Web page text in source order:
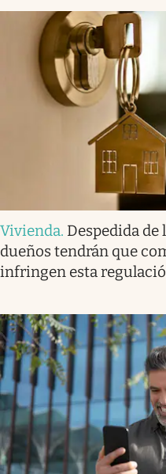
Vivienda. Despedida de
dueños tendrán que
infringen esta